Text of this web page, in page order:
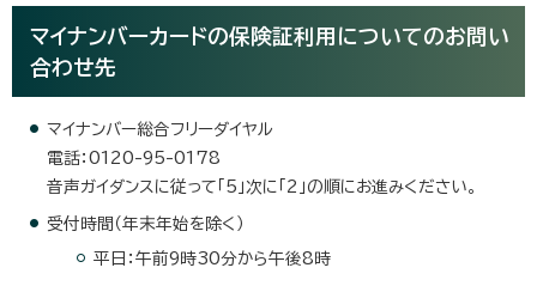
マイナンバーカードの保険証利用についてのお問い
合わせ先
マイナンバー総合フリーダイヤル
電話：0120-95-0178
音声ガイダンスに従って「5」次に「2」の順にお進みください。
受付時間（年末年始を除く）
平日：午前9時30分から午後8時